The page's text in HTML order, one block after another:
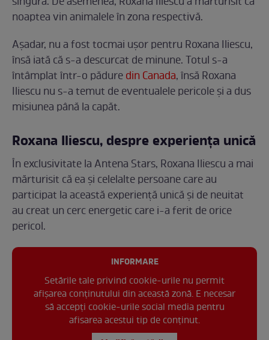
noaptea vin animalele în zona respectivă.
Așadar, nu a fost tocmai ușor pentru Roxana Iliescu,
însă iată că s-a descurcat de minune. Totul s-a
întâmplat într-o păduredin Canada, însă Roxana
Iliescu nu s-a temut de eventualele pericole și a dus
misiunea până la capăt.
Roxana Iliescu, despre experiența unică
În exclusivitate la Antena Stars, Roxana Iliescu a mai
mărturisit că ea și celelalte persoane care au
participat la această experiență unică și de neuitat
au creat un cerc energetic care i-a ferit de orice
pericol.
INFORMARE
Setările tale privind cookie-urile nu permit
afișarea conținutului din această zonă. E necesar
să accepți cookie-urile social media pentru
afisarea acestui tip de conținut.